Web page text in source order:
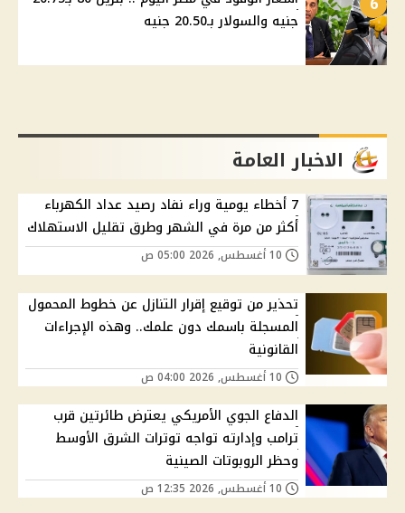
جنيه والسولار بـ20.50 جنيه
الاخبار العامة
7 أخطاء يومية وراء نفاد رصيد عداد الكهرباء
أكثر من مرة في الشهر وطرق تقليل الاستهلاك
تحذير من توقيع إقرار التنازل عن خطوط المحمول
المسجلة باسمك دون علمك.. وهذه الإجراءات
القانونية
الدفاع الجوي الأمريكي يعترض طائرتين قرب
ترامب وإدارته تواجه توترات الشرق الأوسط
وحظر الروبوتات الصينية